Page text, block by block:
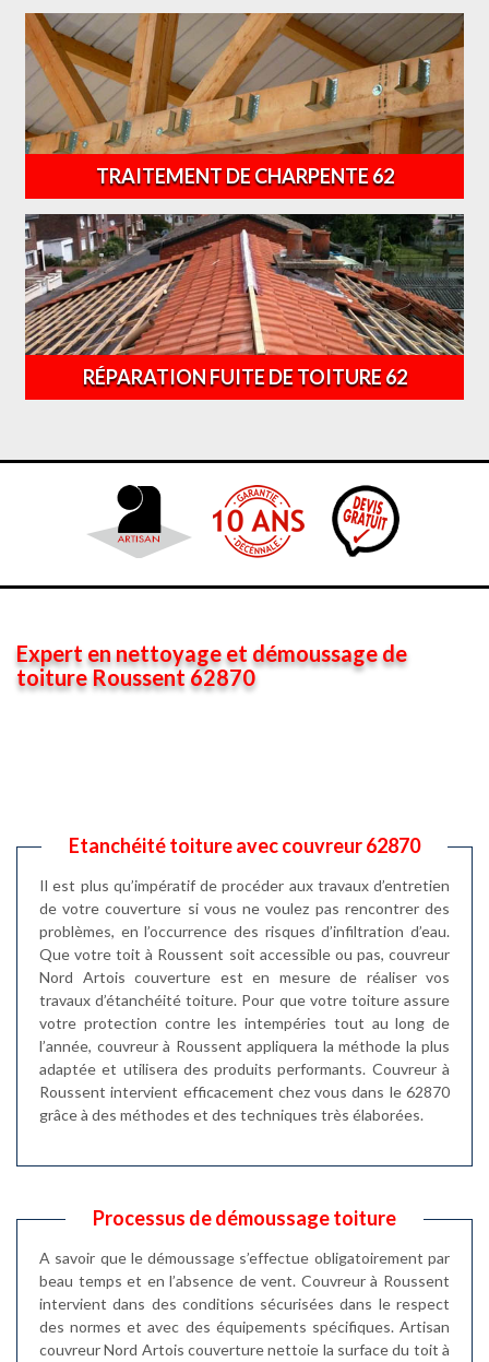
TRAITEMENT DE CHARPENTE 62
RÉPARATION FUITE DE TOITURE 62
Expert en nettoyage et démoussage de
toiture Roussent 62870
Etanchéité toiture avec couvreur 62870
Il est plus qu’impératif de procéder aux travaux d’entretien
de votre couverture si vous ne voulez pas rencontrer des
problèmes, en l’occurrence des risques d’infiltration d’eau.
Que votre toit à Roussent soit accessible ou pas, couvreur
Nord Artois couverture est en mesure de réaliser vos
travaux d’étanchéité toiture. Pour que votre toiture assure
votre protection contre les intempéries tout au long de
l’année, couvreur à Roussent appliquera la méthode la plus
adaptée et utilisera des produits performants. Couvreur à
Roussent intervient efficacement chez vous dans le 62870
grâce à des méthodes et des techniques très élaborées.
Processus de démoussage toiture
A savoir que le démoussage s’effectue obligatoirement par
beau temps et en l’absence de vent. Couvreur à Roussent
intervient dans des conditions sécurisées dans le respect
des normes et avec des équipements spécifiques. Artisan
couvreur Nord Artois couverture nettoie la surface du toit à